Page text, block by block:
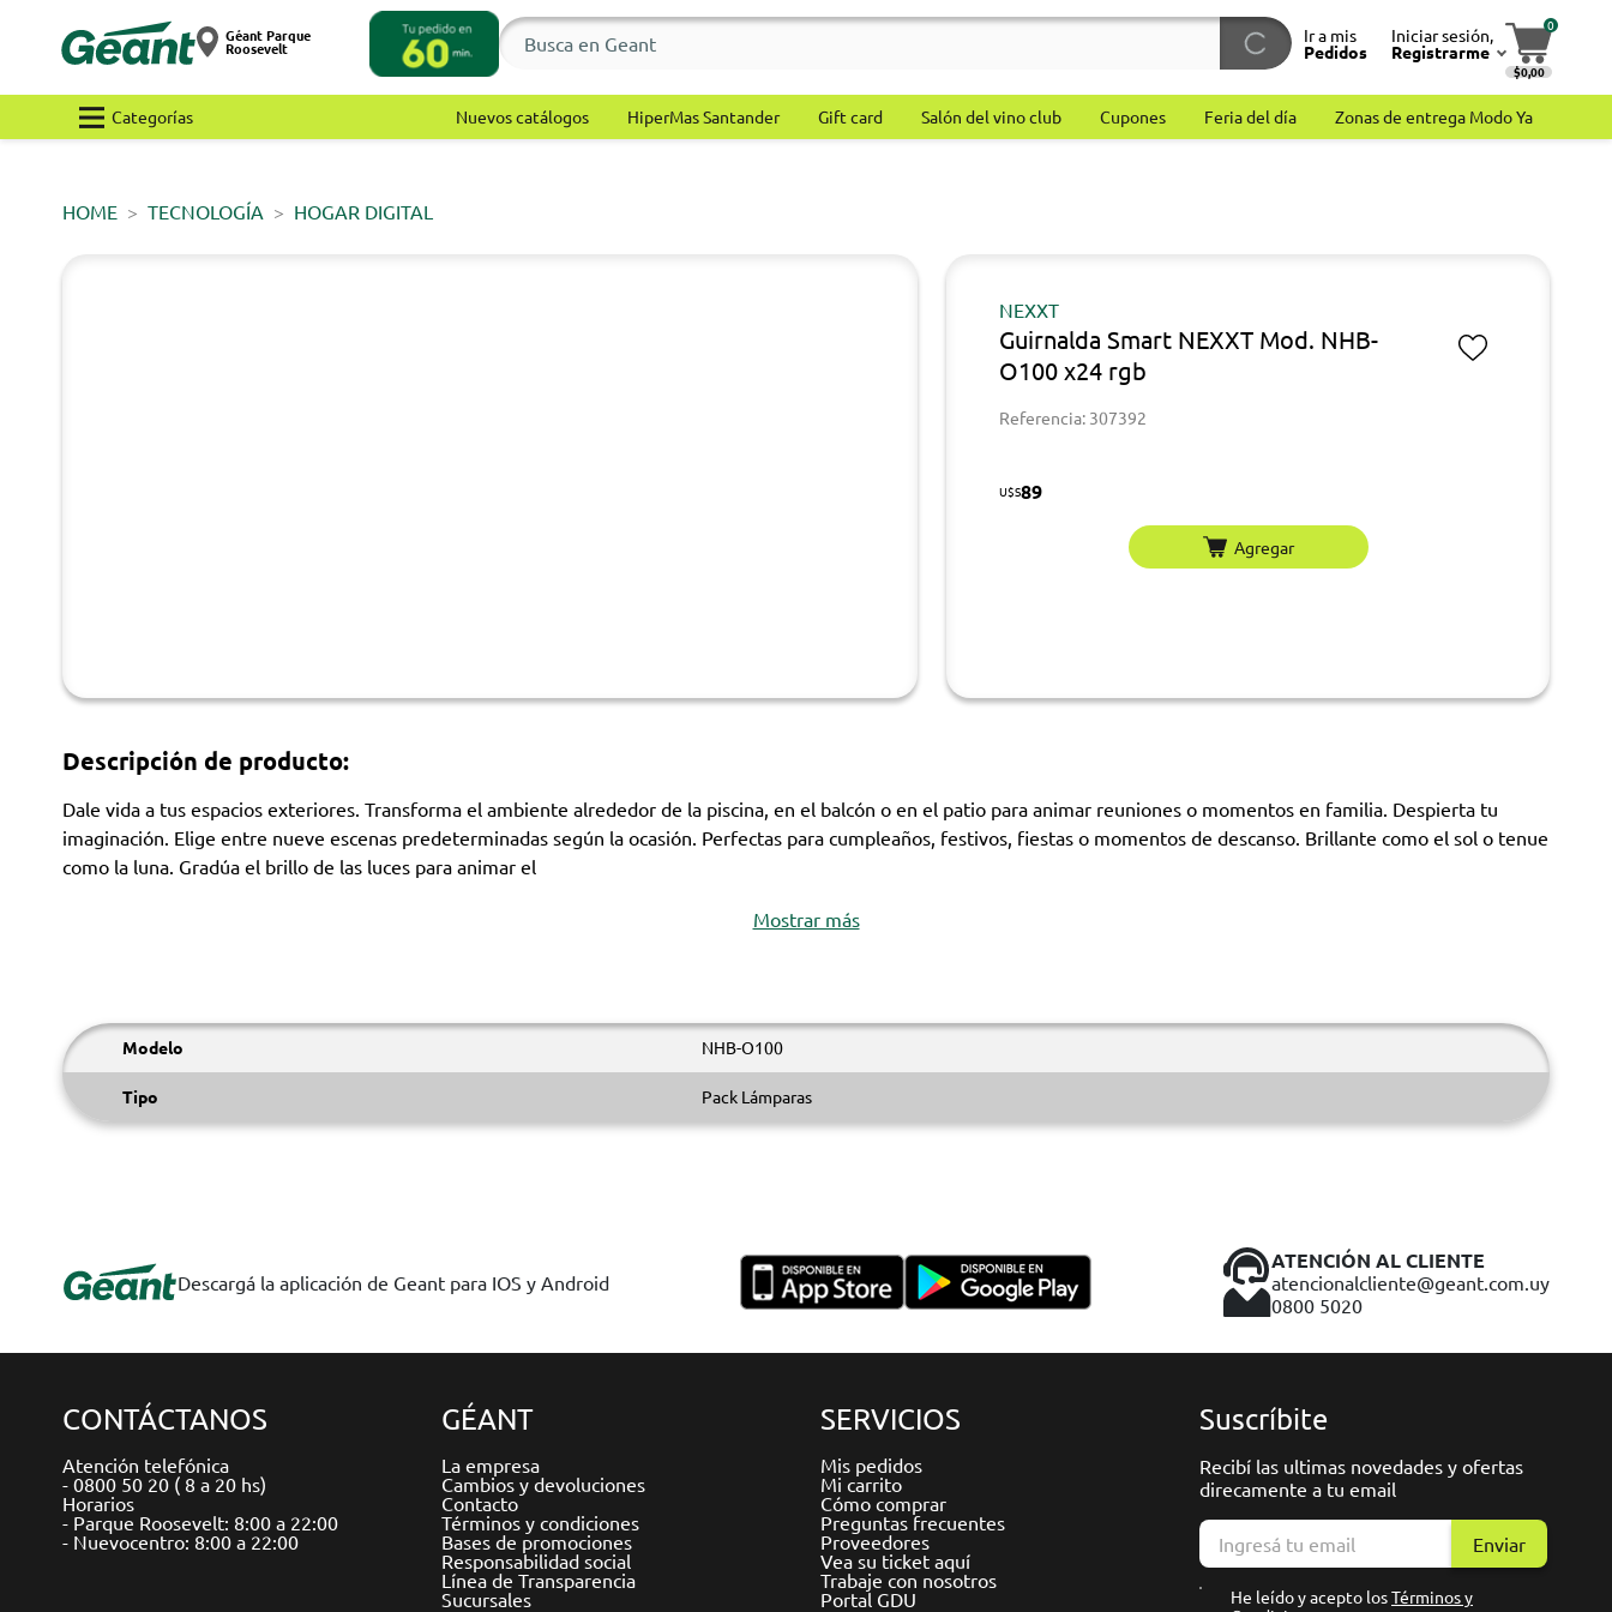
Géant Parque
Roosevelt
Ir a mis
Pedidos
Iniciar sesión,
Registrarme
0
$0,00
Categorías Nuevos catálogos HiperMas Santander Gift card Salón del vino club Cupones Feria del día Zonas de entrega Modo Ya
HOME TECNOLOGÍA HOGAR DIGITAL
NEXXT
Guirnalda Smart NEXXT Mod. NHB-
O100 x24 rgb
Referencia: 307392
U$S89
Agregar
Descripción de producto:
Dale vida a tus espacios exteriores. Transforma el ambiente alrededor de la piscina, en el balcón o en el patio para animar reuniones o momentos en familia. Despierta tu
imaginación. Elige entre nueve escenas predeterminadas según la ocasión. Perfectas para cumpleaños, festivos, fiestas o momentos de descanso. Brillante como el sol o tenue
como la luna. Gradúa el brillo de las luces para animar el
Mostrar más
Modelo NHB-O100
Tipo Pack Lámparas
Descargá la aplicación de Geant para IOS y Android
ATENCIÓN AL CLIENTE
atencionalcliente@geant.com.uy
0800 5020
CONTÁCTANOS
Atención telefónica
- 0800 50 20 ( 8 a 20 hs)
Horarios
- Parque Roosevelt: 8:00 a 22:00
- Nuevocentro: 8:00 a 22:00
GÉANT
La empresa
Cambios y devoluciones
Contacto
Términos y condiciones
Bases de promociones
Responsabilidad social
Línea de Transparencia
Sucursales
SERVICIOS
Mis pedidos
Mi carrito
Cómo comprar
Preguntas frecuentes
Proveedores
Vea su ticket aquí
Trabaje con nosotros
Portal GDU
Suscríbite
Recibí las ultimas novedades y ofertas
direcamente a tu email
Enviar
He leído y acepto losTérminos y